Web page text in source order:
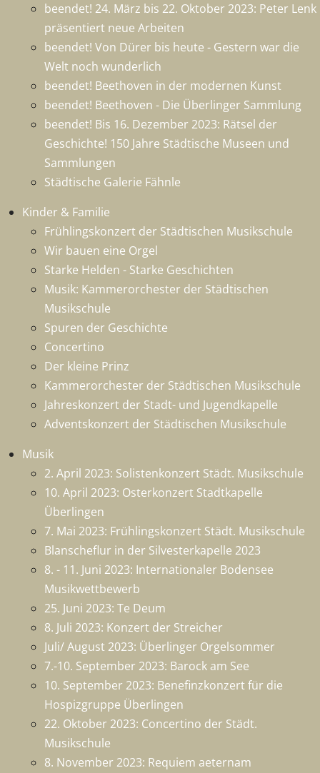
beendet! 24. März bis 22. Oktober 2023: Peter Lenk
präsentiert neue Arbeiten
beendet! Von Dürer bis heute - Gestern war die
Welt noch wunderlich
beendet! Beethoven in der modernen Kunst
beendet! Beethoven - Die Überlinger Sammlung
beendet! Bis 16. Dezember 2023: Rätsel der
Geschichte! 150 Jahre Städtische Museen und
Sammlungen
Städtische Galerie Fähnle
Kinder & Familie
Frühlingskonzert der Städtischen Musikschule
Wir bauen eine Orgel
Starke Helden - Starke Geschichten
Musik: Kammerorchester der Städtischen
Musikschule
Spuren der Geschichte
Concertino
Der kleine Prinz
Kammerorchester der Städtischen Musikschule
Jahreskonzert der Stadt- und Jugendkapelle
Adventskonzert der Städtischen Musikschule
Musik
2. April 2023: Solistenkonzert Städt. Musikschule
10. April 2023: Osterkonzert Stadtkapelle
Überlingen
7. Mai 2023: Frühlingskonzert Städt. Musikschule
Blanscheflur in der Silvesterkapelle 2023
8. - 11. Juni 2023: Internationaler Bodensee
Musikwettbewerb
25. Juni 2023: Te Deum
8. Juli 2023: Konzert der Streicher
Juli/ August 2023: Überlinger Orgelsommer
7.-10. September 2023: Barock am See
10. September 2023: Benefinzkonzert für die
Hospizgruppe Überlingen
22. Oktober 2023: Concertino der Städt.
Musikschule
8. November 2023: Requiem aeternam